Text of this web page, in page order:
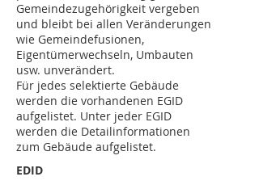
Gemeindezugehörigkeit vergeben
und bleibt bei allen Veränderungen
wie Gemeindefusionen,
Eigentümerwechseln, Umbauten
usw. unverändert.
Für jedes selektierte Gebäude
werden die vorhandenen EGID
aufgelistet. Unter jeder EGID
werden die Detailinformationen
zum Gebäude aufgelistet.
EDID